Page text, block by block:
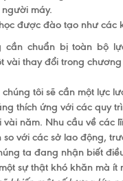
máy.
được đào tạo như các
cần chuẩn bị toàn bộ
vài thay đổi trong
tôi sẽ cần một lực
thích ứng với các quy
vài năm. Nhu cầu về các
so với các sở lao động,
ta đang nhận biết
sự thật khó khăn mà ít